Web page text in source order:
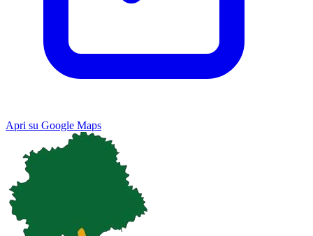
Apri su Google Maps
Map Satellite
Keyboard shortcuts